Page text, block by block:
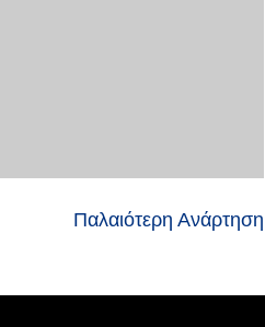
Παλαιότερη Ανάρτηση